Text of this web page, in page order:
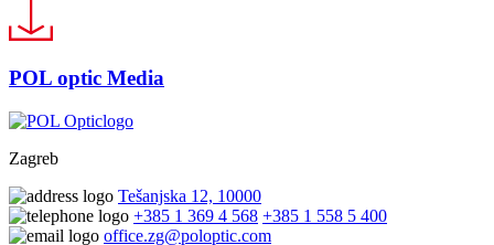
POL optic Media
Zagreb
Tešanjska 12, 10000
+385 1 369 4 568 +385 1 558 5 400
office.zg@poloptic.com